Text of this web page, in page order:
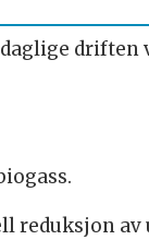
reduksjon av